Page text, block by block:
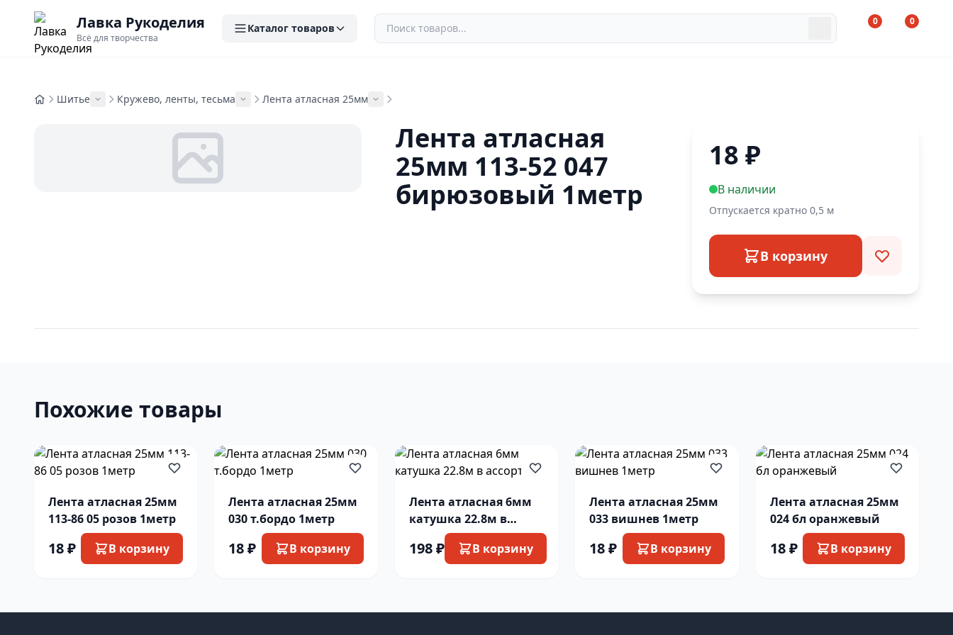
Лавка Рукоделия
Всё для творчества
Каталог товаров
0 0
Шитье Кружево, ленты, тесьма Лента атласная 25мм
Лента атласная
25мм 113-52 047
бирюзовый 1метр
18 ₽
В наличии
Отпускается кратно 0,5 м
В корзину
Похожие товары
Лента атласная 25мм
113-86 05 розов 1метр
18 ₽ В корзину
Лента атласная 25мм
030 т.бордо 1метр
18 ₽ В корзину
Лента атласная 6мм
катушка 22.8м в
ассорт-те
198 ₽ В корзину
Лента атласная 25мм
033 вишнев 1метр
18 ₽ В корзину
Лента атласная 25мм
024 бл оранжевый
18 ₽ В корзину